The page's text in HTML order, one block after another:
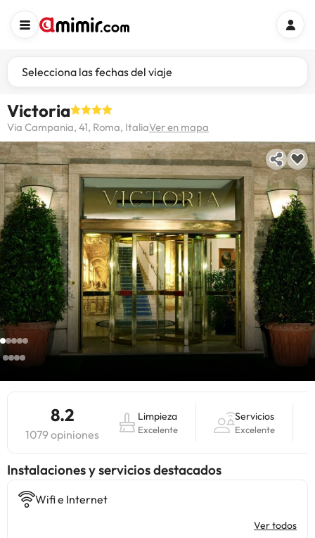
Selecciona las fechas del viaje
Victoria
Via Campania, 41, Roma, ItaliaVer en mapa
8.2
1079 opiniones
Limpieza
Excelente
Servicios
Excelente
Instalaciones y servicios destacados
Wifi e Internet
Ver todos